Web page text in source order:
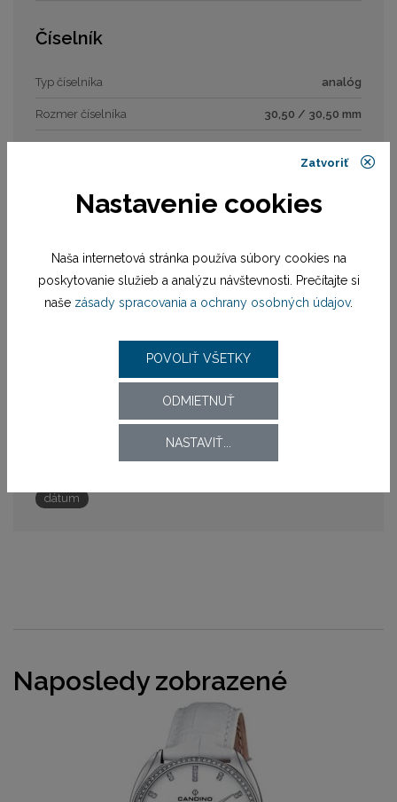
Číselník
Typ číselníka analóg
Rozmer číselníka 30,50 / 30,50 mm
Materiál remienka remienok kožený
Strojček
batériový (quartz)
dátum
Naposledy zobrazené
Zatvoriť
Nastavenie cookies
Naša internetová stránka používa súbory cookies na
poskytovanie služieb a analýzu návštevnosti. Prečítajte si
naše zásady spracovania a ochrany osobných údajov.
POVOLIŤ VŠETKY
ODMIETNUŤ
NASTAVIŤ...